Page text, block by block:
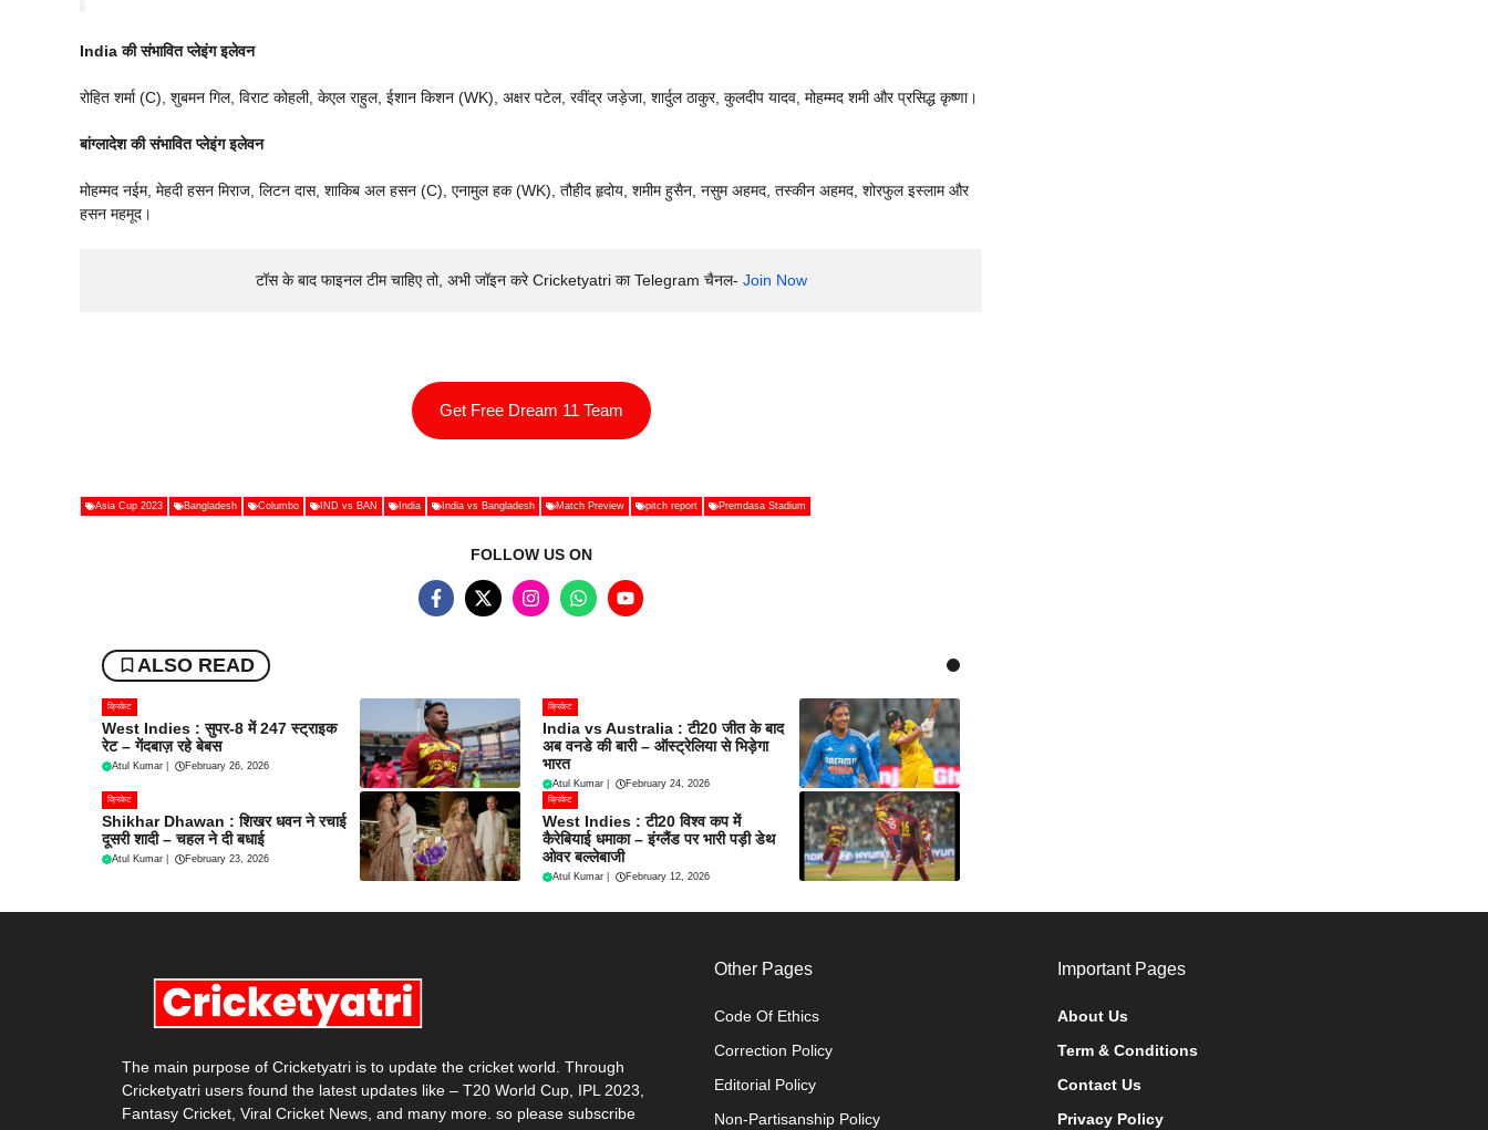
India की संभावित प्लेइंग इलेवन
रोहित शर्मा (C), शुबमन गिल, विराट कोहली, केएल राहुल, ईशान किशन (WK), अक्षर पटेल, रवींद्र जड़ेजा, शार्दुल ठाकुर, कुलदीप यादव, मोहम्मद शमी और प्रसिद्ध कृष्णा।
बांग्लादेश की संभावित प्लेइंग इलेवन
मोहम्मद नईम, मेहदी हसन मिराज, लिटन दास, शाकिब अल हसन (C), एनामुल हक (WK), तौहीद हृदोय, शमीम हुसैन, नसुम अहमद, तस्कीन अहमद, शोरफुल इस्लाम और
हसन महमूद।
टॉस के बाद फाइनल टीम चाहिए तो, अभी जॉइन करे Cricketyatri का Telegram चैनल- Join Now
Get Free Dream 11 Team
Asia Cup 2023 Bangladesh Columbo IND vs BAN India India vs Bangladesh Match Preview pitch report Premdasa Stadium
FOLLOW US ON
ALSO READ
क्रिकेट
West Indies : सुपर-8 में 247 स्ट्राइक
रेट – गेंदबाज़ रहे बेबस
Atul Kumar February 26, 2026
क्रिकेट
India vs Australia : टी20 जीत के बाद
अब वनडे की बारी – ऑस्ट्रेलिया से भिड़ेगा
भारत
Atul Kumar February 24, 2026
क्रिकेट
Shikhar Dhawan : शिखर धवन ने रचाई
दूसरी शादी – चहल ने दी बधाई
Atul Kumar February 23, 2026
क्रिकेट
West Indies : टी20 विश्व कप में
कैरेबियाई धमाका – इंग्लैंड पर भारी पड़ी डेथ
ओवर बल्लेबाजी
Atul Kumar February 12, 2026
The main purpose of Cricketyatri is to update the cricket world. Through
Cricketyatri users found the latest updates like – T20 World Cup, IPL 2023,
Fantasy Cricket, Viral Cricket News, and many more. so please subscribe
Other Pages
Code Of Ethics
Correction Policy
Editorial Policy
Non-Partisanship Policy
Important Pages
About Us
Term & Conditions
Contact Us
Privacy Policy